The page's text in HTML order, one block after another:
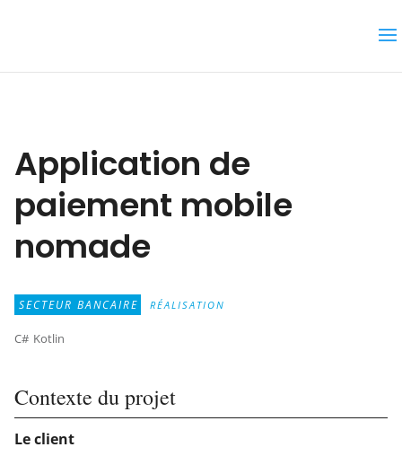
Application de
paiement mobile
nomade
SECTEUR BANCAIRE RÉALISATION
C# Kotlin
Contexte du projet
Le client